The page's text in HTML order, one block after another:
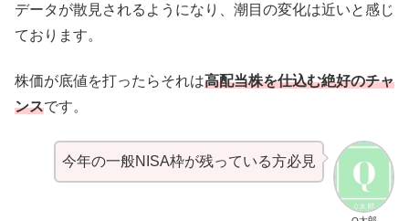
データが散見されるようになり、潮目の変化は近いと感じ
ております。
株価が底値を打ったらそれは高配当株を仕込む絶好のチャ
ンスです。
今年の一般NISA枠が残っている方必見